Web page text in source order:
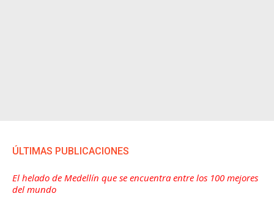
ÚLTIMAS PUBLICACIONES
El helado de Medellín que se encuentra entre los 100 mejores
del mundo